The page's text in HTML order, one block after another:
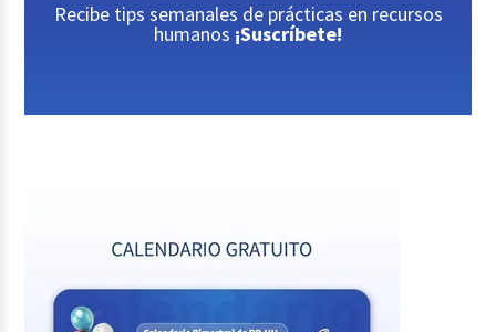
Recibe tips semanales de prácticas en recursos
humanos ¡Suscríbete!